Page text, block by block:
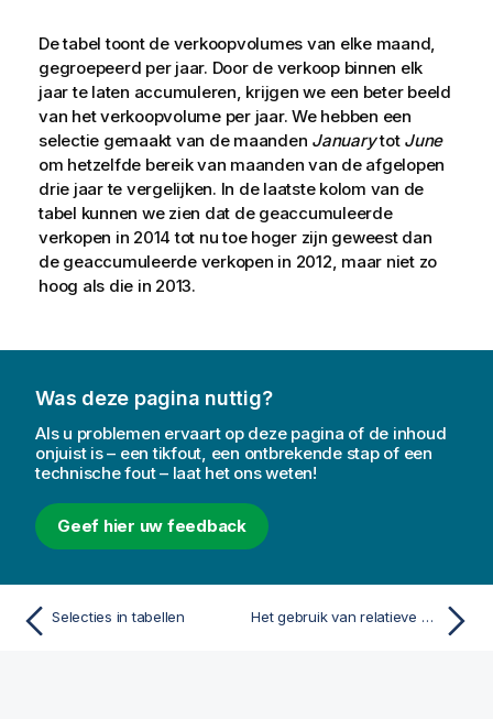
De tabel toont de verkoopvolumes van elke maand,
gegroepeerd per jaar. Door de verkoop binnen elk
jaar te laten accumuleren, krijgen we een beter beeld
van het verkoopvolume per jaar. We hebben een
selectie gemaakt van de maanden Januarytot June
om hetzelfde bereik van maanden van de afgelopen
drie jaar te vergelijken. In de laatste kolom van de
tabel kunnen we zien dat de geaccumuleerde
verkopen in 2014 tot nu toe hoger zijn geweest dan
de geaccumuleerde verkopen in 2012, maar niet zo
hoog als die in 2013.
Was deze pagina nuttig?
Als u problemen ervaart op deze pagina of de inhoud
onjuist is – een tikfout, een ontbrekende stap of een
technische fout – laat het ons weten!
Geef hier uw feedback
Selecties in tabellen Het gebruik van relatieve cijfers in een tabel om bijdrage te berekenen